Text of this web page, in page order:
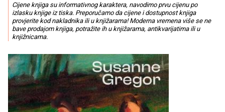
Cijene knjiga su informativnog karaktera, navodimo prvu cijenu po
izlasku knjige iz tiska. Preporučamo da cijene i dostupnost knjiga
provjerite kod nakladnika ili u knjižarama! Moderna vremena više se ne
bave prodajom knjiga, potražite ih u knjižarama, antikvarijatima ili u
knjižnicama.